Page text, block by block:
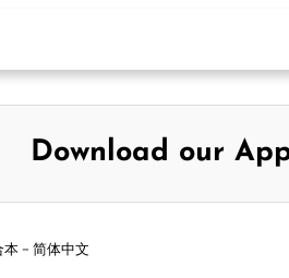
Download our
本 – 简体中文